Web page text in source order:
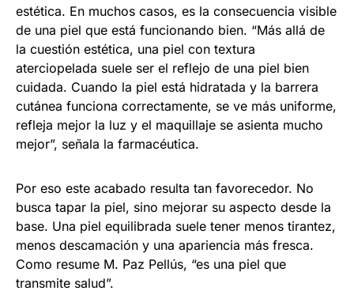
estética. En muchos casos, es la consecuencia visible
de una piel que está funcionando bien. “Más allá de
la cuestión estética, una piel con textura
aterciopelada suele ser el reflejo de una piel bien
cuidada. Cuando la piel está hidratada y la barrera
cutánea funciona correctamente, se ve más uniforme,
refleja mejor la luz y el maquillaje se asienta mucho
mejor”, señala la farmacéutica.
Por eso este acabado resulta tan favorecedor. No
busca tapar la piel, sino mejorar su aspecto desde la
base. Una piel equilibrada suele tener menos tirantez,
menos descamación y una apariencia más fresca.
Como resume M. Paz Pellús, “es una piel que
transmite salud”.